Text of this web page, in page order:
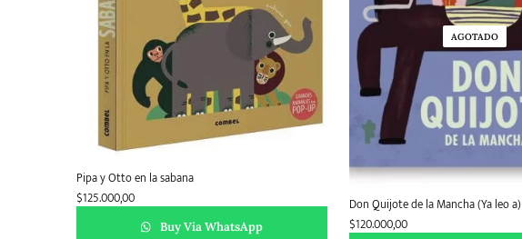
Pipa y Otto en la sabana
$125.000,00
Buy Via WhatsApp
AGOTADO
Don Quijote de la Mancha (Ya leo a)
$120.000,00